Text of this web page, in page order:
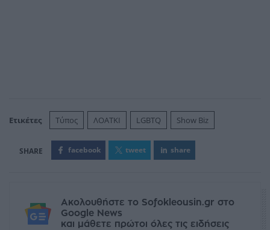
Ετικέτες Τύπος ΛΟΑΤΚΙ LGBTQ Show Biz
facebook tweet share
Ακολουθήστε το Sofokleousin.gr στο
Google News
και μάθετε πρώτοι όλες τις ειδήσεις